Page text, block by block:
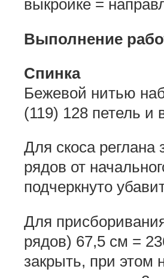
выкройке =
Выполнение
Спинка
Бежевой нитью
(119) 128 петель и
Для скоса реглана
рядов от
подчеркнуто
Для
рядов) 67,5 см =
закрыть, при этом